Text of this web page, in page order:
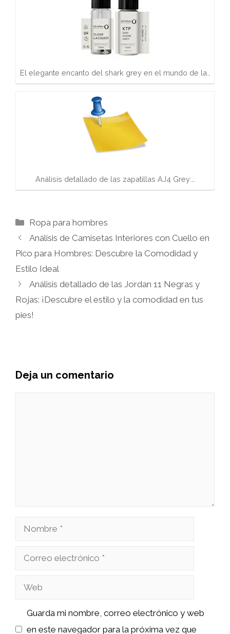
El elegante encanto del shark grey en el mundo de la…
Análisis detallado de las zapatillas AJ4 Grey:…
Categorías
Ropa para hombres
Análisis de Camisetas Interiores con Cuello en
Pico para Hombres: Descubre la Comodidad y
Estilo Ideal
Análisis detallado de las Jordan 11 Negras y
Rojas: ¡Descubre el estilo y la comodidad en tus
pies!
Deja un comentario
Nombre
Correo
Web
Guarda mi nombre, correo electrónico y web
en este navegador para la próxima vez que